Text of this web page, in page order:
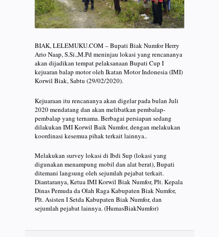
BIAK, LELEMUKU.COM – Bupati Biak Numfor Herry
Ario Naap, S.Si.,M.Pd meninjau lokasi yang rencananya
akan dijadikan tempat pelaksanaan Bupati Cup I
kejuaran balap motor oleh Ikatan Motor Indonesia (IMI)
Korwil Biak, Sabtu (29/02/2020).
Kejuaraan itu rencananya akan digelar pada bulan Juli
2020 mendatang dan akan melibatkan pembalap-
pembalap yang ternama. Berbagai persiapan sedang
dilakukan IMI Korwil Baik Numfor, dengan melakukan
koordinasi kesemua pihak terkait lainnya..
Melakukan survey lokasi di Ibdi Sup (lokasi yang
digunakan menampung mobil dan alat berat), Bupati
ditemani langsung oleh sejumlah pejabat terkait.
Diantaranya, Ketua IMI Korwil Biak Numfor, Plt. Kepala
Dinas Pemuda da Olah Raga Kabupaten Biak Numfor,
Plt. Asisten I Setda Kabupaten Biak Numfor, dan
sejumlah pejabat lainnya. (HumasBiakNumfor)